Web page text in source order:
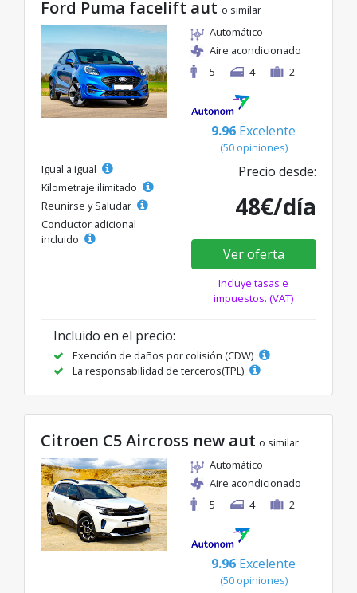
Ford Puma facelift aut o similar
Automático
Aire acondicionado
5
4 2
9.96 Excelente
(50 opiniones)
Igual a igual
Kilometraje ilimitado
Reunirse y Saludar
Conductor adicional
incluido
Precio desde:
48€/día
Ver oferta
Incluye tasas e
impuestos. (VAT)
Incluido en el precio:
Exención de daños por colisión (CDW)
La responsabilidad de terceros(TPL)
Citroen C5 Aircross new aut o similar
Automático
Aire acondicionado
5
4 2
9.96 Excelente
(50 opiniones)